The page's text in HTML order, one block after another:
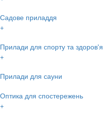
Садове приладдя
+
Прилади для спорту та здоров'я
+
Прилади для сауни
Оптика для спостережень
+